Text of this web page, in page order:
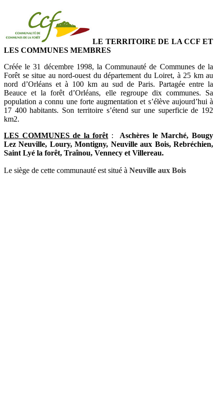
LE TERRITOIRE DE LA CCF ET
LES COMMUNES MEMBRES
Créée le 31 décembre 1998, la Communauté de Communes de la
Forêt se situe au nord-ouest du département du Loiret, à 25 km au
nord d’Orléans et à 100 km au sud de Paris. Partagée entre la
Beauce et la forêt d’Orléans, elle regroupe dix communes. Sa
population a connu une forte augmentation et s’élève aujourd’hui à
17 400 habitants. Son territoire s’étend sur une superficie de 192
km2.
LES COMMUNES de la forêt :
Aschères le Marché, Bougy
Lez Neuville, Loury, Montigny, Neuville aux Bois, Rebréchien,
Saint Lyé la forêt, Traînou, Vennecy et Villereau.
Le siège de cette communauté est situé à Neuville aux Bois